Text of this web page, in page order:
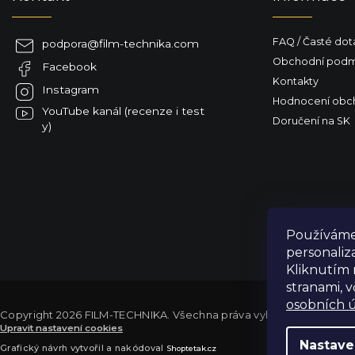
Kliknutím
stranami,
osobních
Výdejní sklad Praha: PO–PÁ 8:00–16:00. Při objednání a úhradě lze
podpora@film-technika.com
Facebook
Instagram
YouTube kanál (recenze i test
y)
FAQ / Časté
Obchodní
Kontakty
Hodnocení
Doručení na SK
Copyright 2026 FILM-TECHNIKA . Všechna práva vyhrazena.
Upravit nastavení cookies
Grafický návrh vytvořil a nakódoval Shoptetak.cz